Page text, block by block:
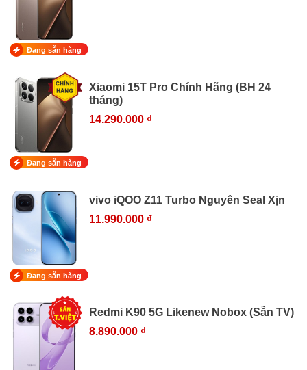
Đang sẵn hàng
Xiaomi 15T Pro Chính Hãng (BH 24
tháng)
14.290.000 ₫
Đang sẵn hàng
vivo iQOO Z11 Turbo Nguyên Seal Xịn
11.990.000 ₫
Đang sẵn hàng
Redmi K90 5G Likenew Nobox (Sẵn TV)
8.890.000 ₫